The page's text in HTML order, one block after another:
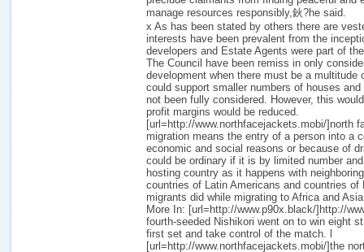
manage resources responsibly,鈥?he said.
x As has been stated by others there are
interests have been prevalent from the
developers and Estate Agents were part of
The Council have been remiss in only
development when there must be a multitude
could support smaller numbers of houses
not been fully considered. However, this
profit margins would be reduced.
[url=http://www.northfacejackets.mobi/]north
migration means the entry of a person into a
economic and social reasons or because of
could be ordinary if it is by limited number
hosting country as it happens with
countries of Latin Americans and countries
migrants did while migrating to Africa and
More In: [url=http://www.p90x.black/]http://
fourth-seeded Nishikori went on to win eight
first set and take control of the match. l
[url=http://www.northfacejackets.mobi/]the